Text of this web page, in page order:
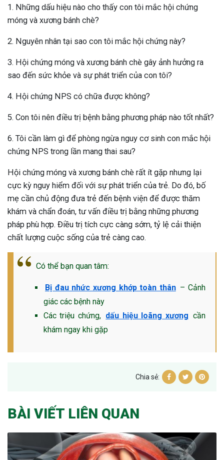
1. Những dấu hiệu nào cho thấy con tôi mắc hội chứng
móng và xương bánh chè?
2. Nguyên nhân tại sao con tôi mắc hội chứng này?
3. Hội chứng móng và xương bánh chè gây ảnh hưởng ra
sao đến sức khỏe và sự phát triển của con tôi?
4. Hội chứng NPS có chữa được không?
5. Con tôi nên điều trị bệnh bằng phương pháp nào tốt nhất?
6. Tôi cần làm gì để phòng ngừa nguy cơ sinh con mắc hội
chứng NPS trong lần mang thai sau?
Hội chứng móng và xương bánh chè rất ít gặp nhưng lại
cực kỳ nguy hiểm đối với sự phát triển của trẻ. Do đó, bố
mẹ cần chủ động đưa trẻ đến bệnh viện để được thăm
khám và chẩn đoán, tư vấn điều trị bằng những phương
pháp phù hợp. Điều trị tích cực càng sớm, tỷ lệ cải thiện
chất lượng cuộc sống của trẻ càng cao.
Có thể bạn quan tâm:
Bị đau nhức xương khớp toàn thân – Cảnh
giác các bệnh này
Các triệu chứng, dấu hiệu loãng xương cần
khám ngay khi gặp
Chia sẻ:
BÀI VIẾT LIÊN QUAN